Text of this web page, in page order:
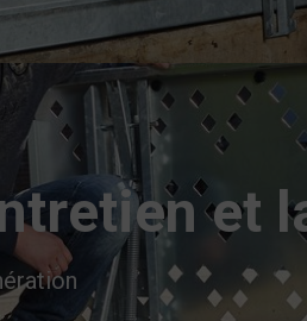
et